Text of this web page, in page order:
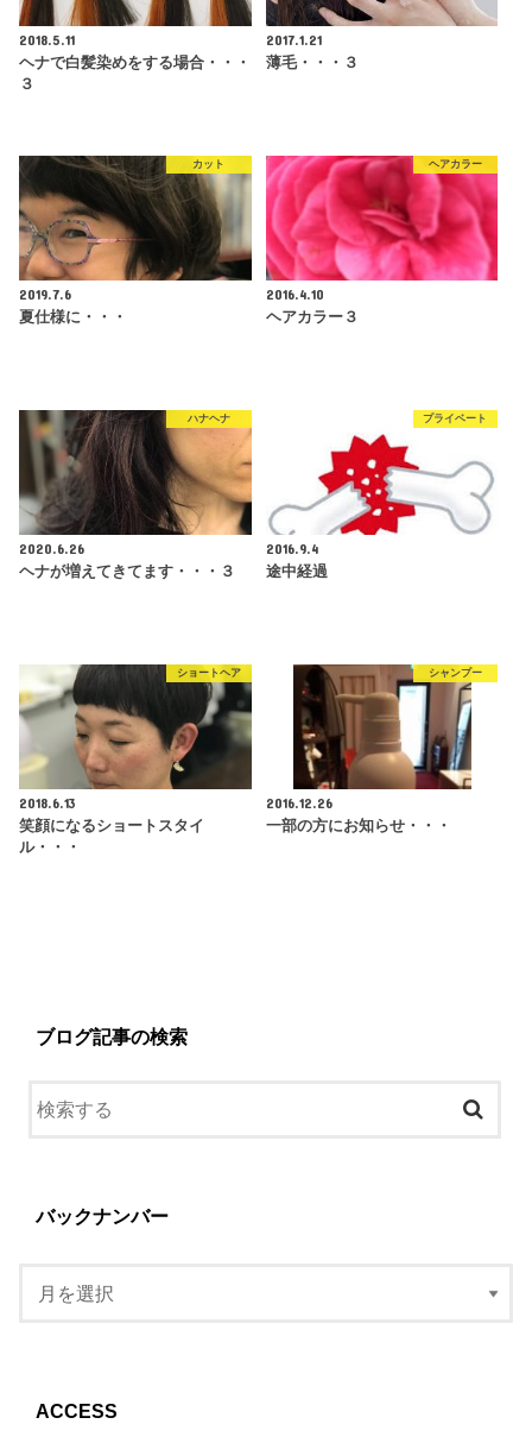
2018.5.11
ヘナで白髪染めをする場合・・・
３
2017.1.21
薄毛・・・３
カット
2019.7.6
夏仕様に・・・
ヘアカラー
2016.4.10
ヘアカラー３
ハナヘナ
2020.6.26
ヘナが増えてきてます・・・３
プライベート
2016.9.4
途中経過
ショートヘア
2018.6.13
笑顔になるショートスタイ
ル・・・
シャンプー
2016.12.26
一部の方にお知らせ・・・
ブログ記事の検索
バックナンバー
ACCESS